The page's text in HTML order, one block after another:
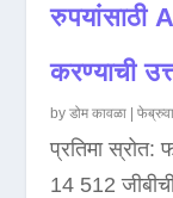
रुपयांसाठी
करण्याची
byडोम कावळा |
प्रतिमा
14 512